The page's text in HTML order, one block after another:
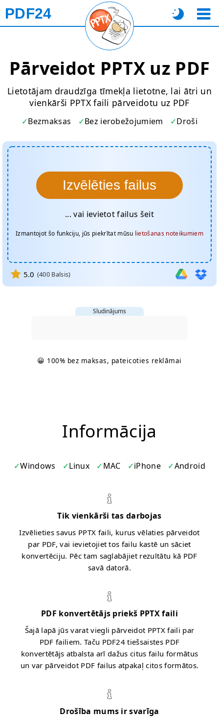
PDF24
Pārveidot PPTX uz PDF
Lietotājam draudzīga tīmekļa lietotne, lai ātri un
vienkārši PPTX faili pārveidotu uz PDF
Bezmaksas Bez ierobežojumiem Droši
Izvēlēties failus
... vai ievietot failus šeit
Izmantojot šo funkciju, jūs piekrītat mūsu lietošanas noteikumiem
5.0 (400 Balsis)
Sludinājums
😀 100% bez maksas, pateicoties reklāmai
Informācija
Windows Linux MAC iPhone Android
Tik vienkārši tas darbojas
Izvēlieties savus PPTX faili, kurus vēlaties pārveidot
par PDF, vai ievietojiet tos failu kastē un sāciet
konvertēciju. Pēc tam saglabājiet rezultātu kā PDF
savā datorā.
PDF konvertētājs priekš PPTX faili
Šajā lapā jūs varat viegli pārveidot PPTX faili par
PDF failiem. Taču PDF24 tiešsaistes PDF
konvertētājs atbalsta arī dažus citus failu formātus
un var pārveidot PDF failus atpakaļ citos formātos.
Drošība mums ir svarīga